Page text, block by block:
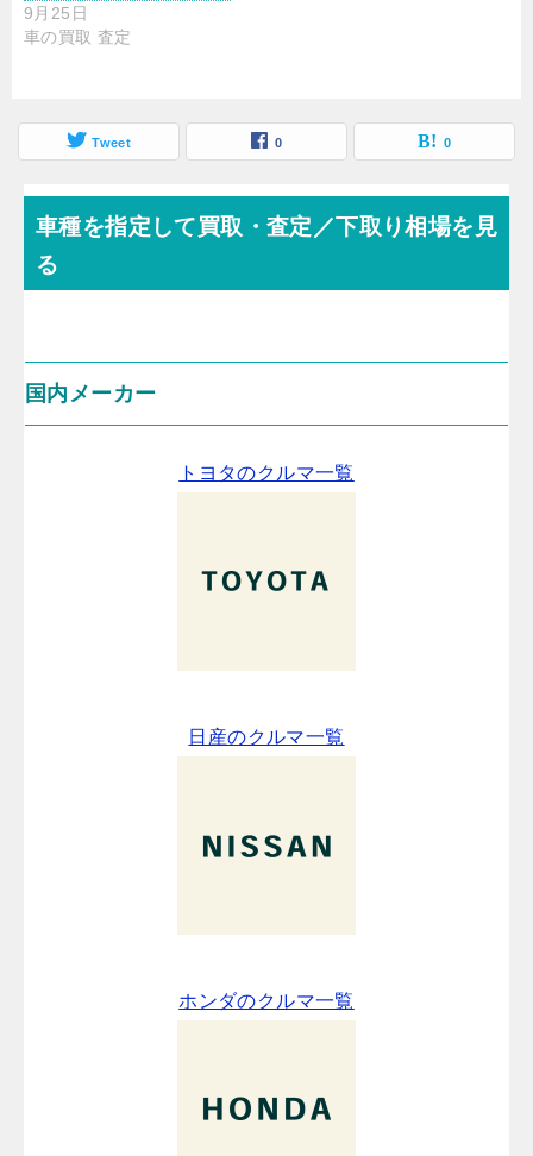
9月25日
車の買取 査定
Tweet 0 0
車種を指定して買取・査定／下取り相場を見
る
国内メーカー
トヨタのクルマ一覧
日産のクルマ一覧
ホンダのクルマ一覧